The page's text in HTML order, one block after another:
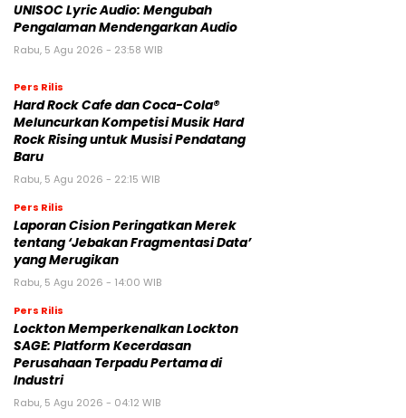
UNISOC Lyric Audio: Mengubah
Pengalaman Mendengarkan Audio
Rabu, 5 Agu 2026 - 23:58 WIB
Pers Rilis
Hard Rock Cafe dan Coca-Cola®
Meluncurkan Kompetisi Musik Hard
Rock Rising untuk Musisi Pendatang
Baru
Rabu, 5 Agu 2026 - 22:15 WIB
Pers Rilis
Laporan Cision Peringatkan Merek
tentang ‘Jebakan Fragmentasi Data’
yang Merugikan
Rabu, 5 Agu 2026 - 14:00 WIB
Pers Rilis
Lockton Memperkenalkan Lockton
SAGE: Platform Kecerdasan
Perusahaan Terpadu Pertama di
Industri
Rabu, 5 Agu 2026 - 04:12 WIB